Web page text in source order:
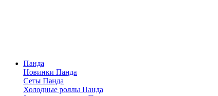
Панда
Новинки Панда
Сеты Панда
Холодные роллы Панда